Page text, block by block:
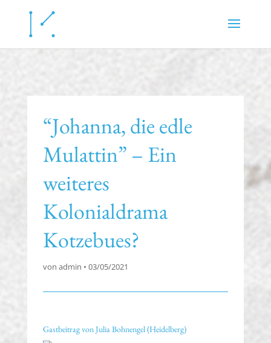
“Johanna, die edle
Mulattin” – Ein
weiteres
Kolonialdrama
Kotzebues?
von admin • 03/05/2021
Gastbeitrag von Julia Bohnengel (Heidelberg)